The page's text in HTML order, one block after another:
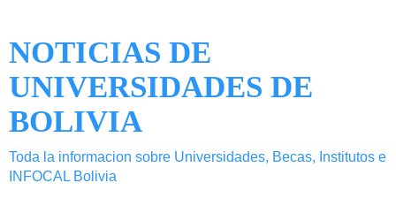
NOTICIAS DE
UNIVERSIDADES DE
BOLIVIA
Toda la informacion sobre Universidades, Becas, Institutos e
INFOCAL Bolivia